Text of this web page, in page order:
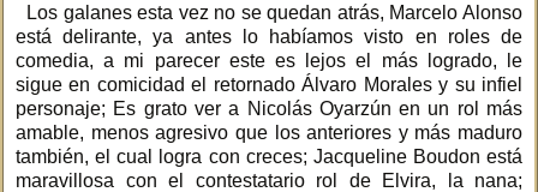
Los galanes esta vez no se quedan atrás, Marcelo Alonso
está delirante, ya antes lo habíamos visto en roles de
comedia, a mi parecer este es lejos el más logrado, le
sigue en comicidad el retornado Álvaro Morales y su infiel
personaje; Es grato ver a Nicolás Oyarzún en un rol más
amable, menos agresivo que los anteriores y más maduro
también, el cual logra con creces; Jacqueline Boudon está
maravillosa con el contestatario rol de Elvira, la nana;